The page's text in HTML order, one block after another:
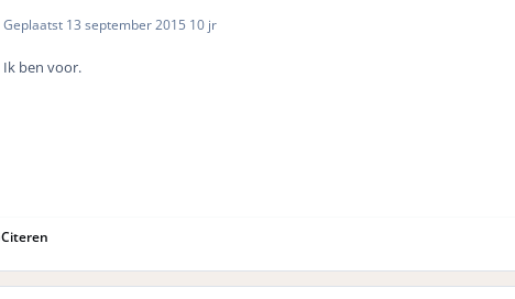
Geplaatst 13 september 2015 10 jr
Ik ben voor.
Citeren